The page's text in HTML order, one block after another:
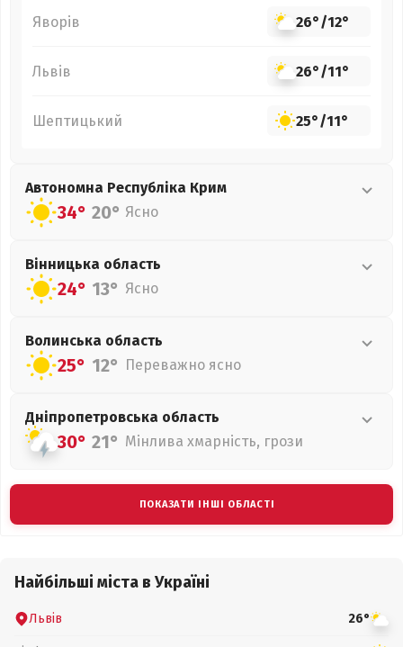
Яворів 26°/12°
Львів 26°/11°
Шептицький 25°/11°
Автономна Республіка Крим
34° 20° Ясно
Вінницька область
24° 13° Ясно
Волинська область
25° 12° Переважно ясно
Дніпропетровська область
30° 21° Мінлива хмарність, грози
ПОКАЗАТИ ІНШІ ОБЛАСТІ
Найбільші міста в Україні
Львів 26°